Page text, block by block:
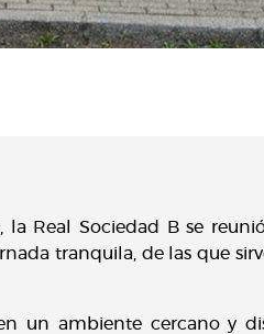
Real Sociedad B se
tranquila, de las que
un ambiente cercano y